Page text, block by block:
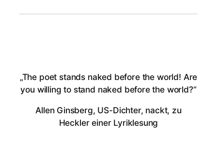
„The poet stands naked before the world! Are
you willing to stand naked before the world?“
Allen Ginsberg, US-Dichter, nackt, zu
Heckler einer Lyriklesung